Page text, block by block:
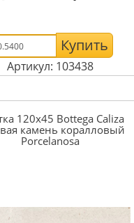
Купить
Артикул: 103438
120x45 Bottega Caliza
камень коралловый
Porcelanosa